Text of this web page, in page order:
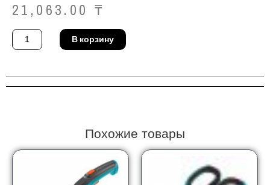
21,063.00 ₸
Количество
товара
Опрыскиватель
В корзину
Похожие товары